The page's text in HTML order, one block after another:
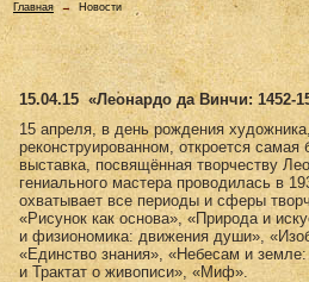
Главная→ Новости
15.04.15 «Леонардо да Винчи: 1452-
15 апреля, в день рождения
реконструированном, откроется
выставка, посвящённая творчеству
гениального мастера проводилась в
охватывает все периоды и сферы
«Рисунок как основа», «Природа и
и физиономика: движения души»,
«Единство знания», «Небесам и
и Трактат о живописи», «Миф».